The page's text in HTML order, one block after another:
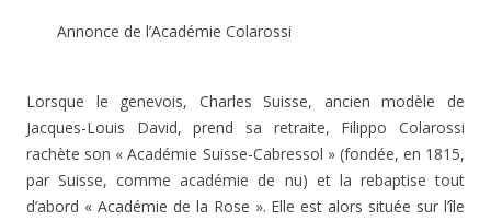
Annonce de l’Académie Colarossi
Lorsque le genevois, Charles Suisse, ancien modèle de
Jacques-Louis David, prend sa retraite, Filippo Colarossi
rachète son « Académie Suisse-Cabressol » (fondée, en 1815,
par Suisse, comme académie de nu) et la rebaptise tout
d’abord « Académie de la Rose ». Elle est alors située sur l’île